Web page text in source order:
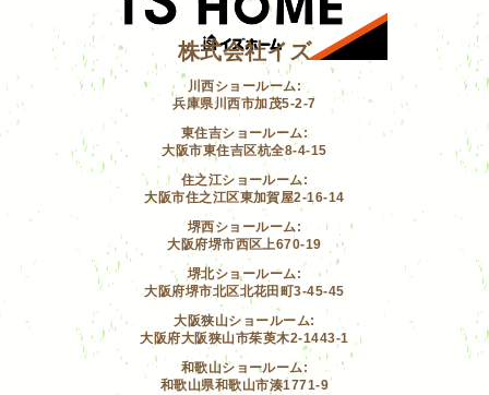
株式会社イズ
川西ショールーム:
兵庫県川西市加茂5-2-7
東住吉ショールーム:
大阪市東住吉区杭全8-4-15
住之江ショールーム:
大阪市住之江区東加賀屋2-16-14
堺西ショールーム:
大阪府堺市西区上670-19
堺北ショールーム:
大阪府堺市北区北花田町3-45-45
大阪狭山ショールーム:
大阪府大阪狭山市茱萸木2-1443-1
和歌山ショールーム:
和歌山県和歌山市湊1771-9